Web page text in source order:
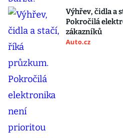
Výhřev, čidla a
Pokročilá
zákazníků
Auto.cz